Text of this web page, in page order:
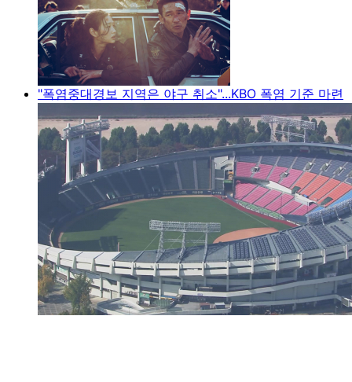
"폭염중대경보 지역은 야구 취소"...KBO 폭염 기준 마련